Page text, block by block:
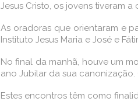
Jesus Cristo, os jovens tiveram
As oradoras que orientaram e
Instituto Jesus Maria e José e
No final da manhã, houve um
ano Jubilar da sua
Estes encontros têm como